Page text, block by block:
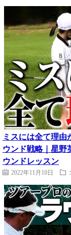
ミスには全て理由
ウンド戦略｜星野
ウンドレッスン
2022年11月10日